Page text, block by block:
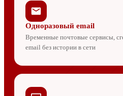
Одноразовый email
Временные почтовые сервисы,
email без истории в сети